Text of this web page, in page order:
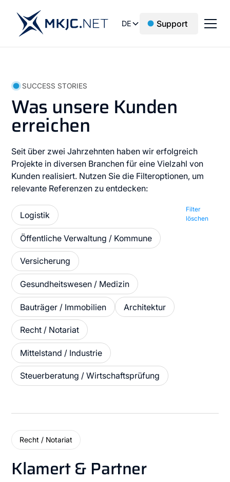
DE Support
SUCCESS STORIES
Was unsere Kunden
erreichen
Seit über zwei Jahrzehnten haben wir erfolgreich
Projekte in diversen Branchen für eine Vielzahl von
Kunden realisiert. Nutzen Sie die Filteroptionen, um
relevante Referenzen zu entdecken:
Logistik
Öffentliche Verwaltung / Kommune
Versicherung
Gesundheitswesen / Medizin
Bauträger / Immobilien Architektur
Recht / Notariat
Mittelstand / Industrie
Steuerberatung / Wirtschaftsprüfung
Filter
löschen
Recht / Notariat
Klamert & Partner